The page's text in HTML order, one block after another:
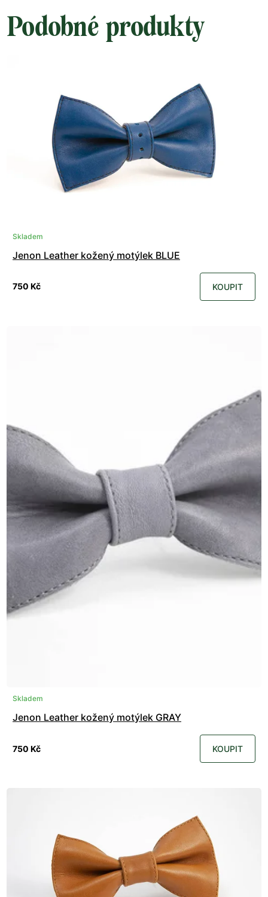
Podobné produkty
Skladem
Jenon Leather kožený motýlek BLUE
750 Kč KOUPIT
Skladem
Jenon Leather kožený motýlek GRAY
750 Kč KOUPIT